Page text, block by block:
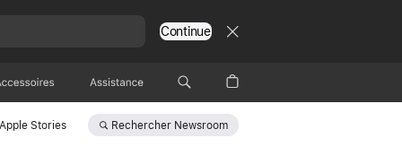
Continue
Assistance
Apple Stories Rechercher Newsroom